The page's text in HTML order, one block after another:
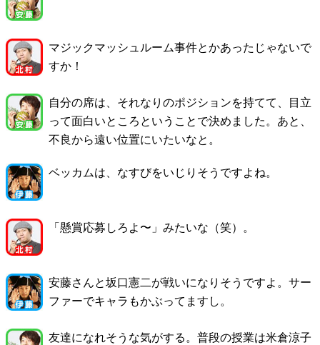
マジックマッシュルーム事件とかあったじゃないで
すか！
自分の席は、それなりのポジションを持てて、目立
って面白いところということで決めました。あと、
不良から遠い位置にいたいなと。
ベッカムは、なすびをいじりそうですよね。
「懸賞応募しろよ〜」みたいな（笑）。
安藤さんと坂口憲二が戦いになりそうですよ。サー
ファーでキャラもかぶってますし。
友達になれそうな気がする。普段の授業は米倉涼子